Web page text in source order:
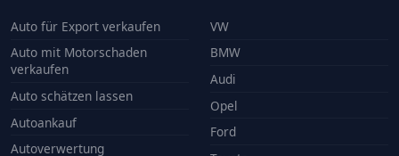
Auto für Export verkaufen
Auto mit Motorschaden
verkaufen
Auto schätzen lassen
Autoankauf
Autoverwertung
VW
BMW
Audi
Opel
Ford